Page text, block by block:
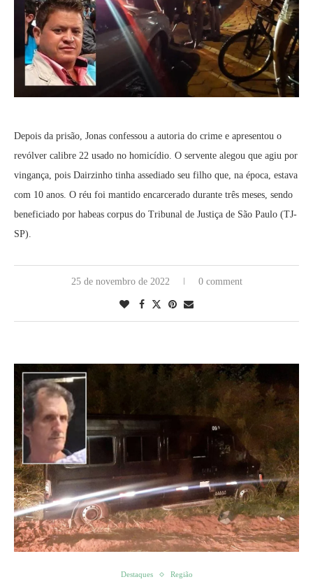
Depois da prisão, Jonas confessou a autoria do crime e apresentou o
revólver calibre 22 usado no homicídio. O servente alegou que agiu por
vingança, pois Dairzinho tinha assediado seu filho que, na época, estava
com 10 anos. O réu foi mantido encarcerado durante três meses, sendo
beneficiado por habeas corpus do Tribunal de Justiça de São Paulo (TJ-
SP).
25 de novembro de 2022 0 comment
Destaques Região